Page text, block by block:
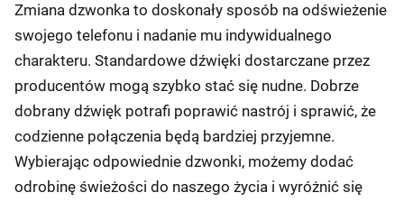
Zmiana dzwonka to doskonały sposób na odświeżenie
swojego telefonu i nadanie mu indywidualnego
charakteru. Standardowe dźwięki dostarczane przez
producentów mogą szybko stać się nudne. Dobrze
dobrany dźwięk potrafi poprawić nastrój i sprawić, że
codzienne połączenia będą bardziej przyjemne.
Wybierając odpowiednie dzwonki, możemy dodać
odrobinę świeżości do naszego życia i wyróżnić się